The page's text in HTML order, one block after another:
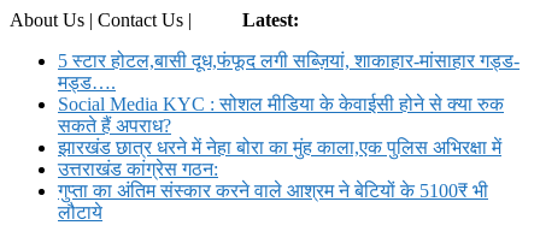
About Us | Contact Us |
Latest:
5 स्टार होटल,बासी दूध,फंफूद लगी सब्ज़ियां, शाकाहार-मांसाहार गड्ड-
मड्ड….
Social Media KYC : सोशल मीडिया के केवाईसी होने से क्या रुक
सकते हैं अपराध?
झारखंड छात्र धरने में नेहा बोरा का मुंह काला,एक पुलिस अभिरक्षा में
उत्तराखंड कांग्रेस गठन:
गुप्ता का अंतिम संस्कार करने वाले आश्रम ने बेटियों के 5100₹ भी
लौटाये